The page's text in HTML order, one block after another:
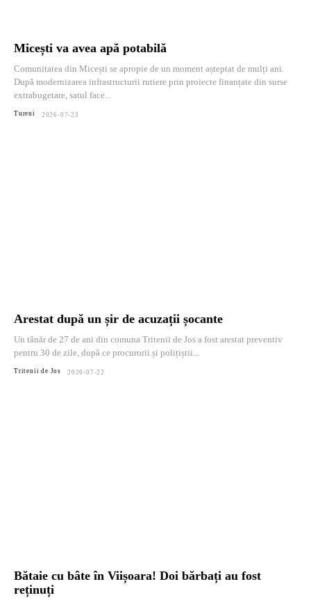
Micești va avea apă potabilă
Comunitatea din Micești se apropie de un moment așteptat de mulți ani.
După modernizarea infrastructurii rutiere prin proiecte finanțate din surse
extrabugetare, satul face...
Tureni 2026-07-23
Arestat după un șir de acuzații șocante
Un tânăr de 27 de ani din comuna Tritenii de Jos a fost arestat preventiv
pentru 30 de zile, după ce procurorii și polițiștii...
Tritenii de Jos 2026-07-22
Bătaie cu bâte în Viișoara! Doi bărbați au fost
reținuți